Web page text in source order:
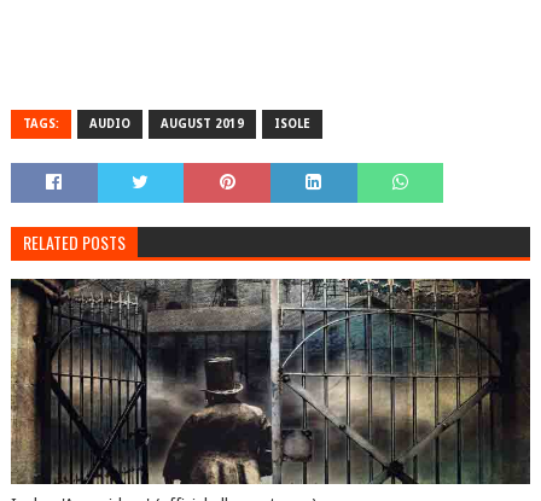
TAGS: AUDIO AUGUST 2019 ISOLE
RELATED POSTS